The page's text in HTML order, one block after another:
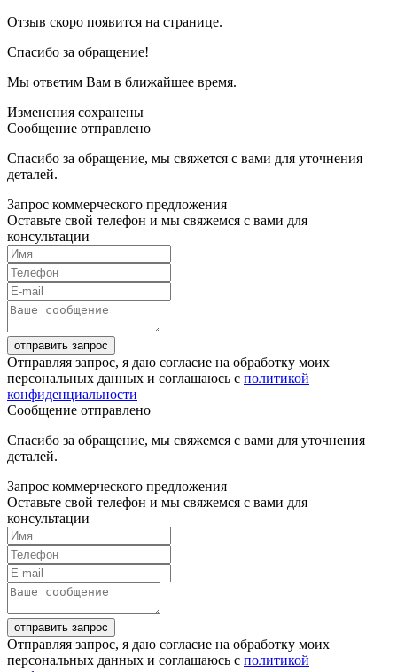
Отзыв скоро появится на странице.
Спасибо за обращение!
Мы ответим Вам в ближайшее время.
Изменения сохранены
Сообщение отправлено
Спасибо за обращение, мы свяжется с вами для уточнения
деталей.
Запрос коммерческого предложения
Оставьте свой телефон и мы свяжемся с вами для
консультации
отправить запрос
Отправляя запрос, я даю согласие на обработку моих
персональных данных и соглашаюсь с политикой
конфиденциальности
Сообщение отправлено
Спасибо за обращение, мы свяжемся с вами для уточнения
деталей.
Запрос коммерческого предложения
Оставьте свой телефон и мы свяжемся с вами для
консультации
отправить запрос
Отправляя запрос, я даю согласие на обработку моих
персональных данных и соглашаюсь с политикой